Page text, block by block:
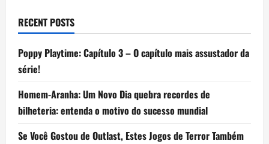
RECENT POSTS
Poppy Playtime: Capítulo 3 – O capítulo mais assustador da
série!
Homem-Aranha: Um Novo Dia quebra recordes de
bilheteria: entenda o motivo do sucesso mundial
Se Você Gostou de Outlast, Estes Jogos de Terror Também